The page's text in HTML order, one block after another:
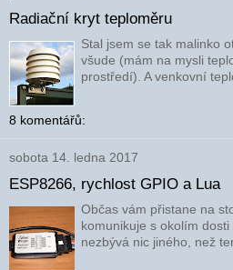
Radiační kryt teploměru
Stal jsem se tak malinko
všude (mám na mysli
prostředí). A venkovní
8 komentářů:
sobota 14. ledna 2017
ESP8266, rychlost GPIO a Lua
Občas vám přistane na
komunikuje s okolím
nezbývá nic jiného, než